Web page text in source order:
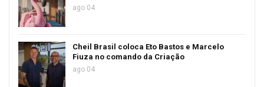
ago 04
Cheil Brasil coloca Eto Bastos e Marcelo
Fiuza no comando da Criação
ago 04